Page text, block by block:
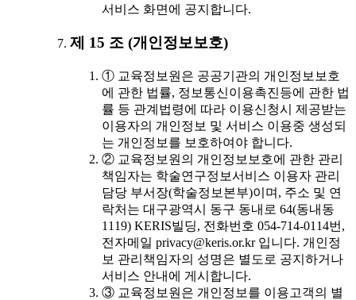
서비스 화면에 공지합니다.
제 15 조 (개인정보보호)
① 교육정보원은 공공기관의 개인정보보호
에 관한 법률, 정보통신이용촉진등에 관한 법
률 등 관계법령에 따라 이용신청시 제공받는
이용자의 개인정보 및 서비스 이용중 생성되
는 개인정보를 보호하여야 합니다.
② 교육정보원의 개인정보보호에 관한 관리
책임자는 학술연구정보서비스 이용자 관리
담당 부서장(학술정보본부)이며, 주소 및 연
락처는 대구광역시 동구 동내로 64(동내동
1119) KERIS빌딩, 전화번호 054-714-0114번,
전자메일 privacy@keris.or.kr 입니다. 개인정
보 관리책임자의 성명은 별도로 공지하거나
서비스 안내에 게시합니다.
③ 교육정보원은 개인정보를 이용고객의 별